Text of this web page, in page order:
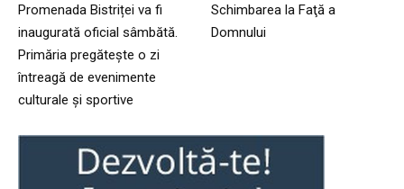
Promenada Bistriței va fi
inaugurată oficial sâmbătă.
Primăria pregătește o zi
întreagă de evenimente
culturale și sportive
Schimbarea la Faţă a
Domnului